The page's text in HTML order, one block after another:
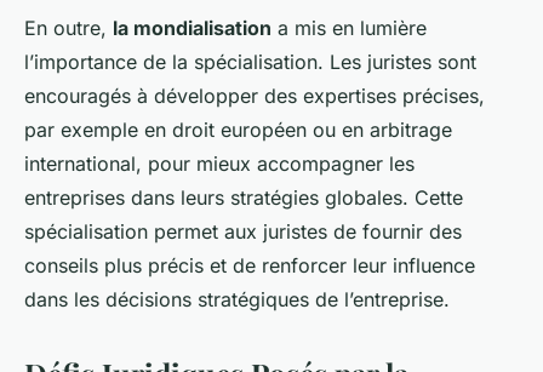
En outre, la mondialisation a mis en lumière
l’importance de la spécialisation. Les juristes sont
encouragés à développer des expertises précises,
par exemple en droit européen ou en arbitrage
international, pour mieux accompagner les
entreprises dans leurs stratégies globales. Cette
spécialisation permet aux juristes de fournir des
conseils plus précis et de renforcer leur influence
dans les décisions stratégiques de l’entreprise.